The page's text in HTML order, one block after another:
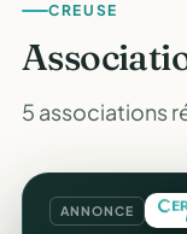
CREUSE
5 associations
ANNONCE